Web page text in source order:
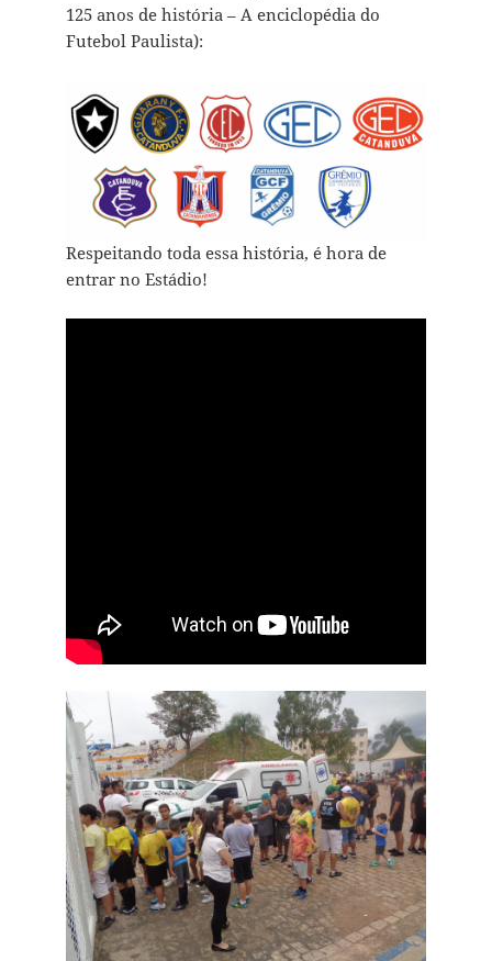
125 anos de história – A enciclopédia do
Futebol Paulista):
Respeitando toda essa história, é hora de
entrar no Estádio!